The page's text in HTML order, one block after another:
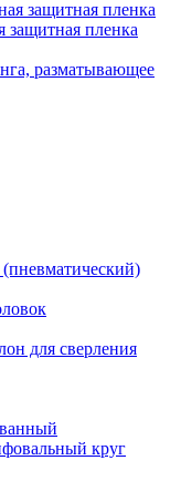
защитная пленка
разматывающее
(пневматический)
для сверления
круг